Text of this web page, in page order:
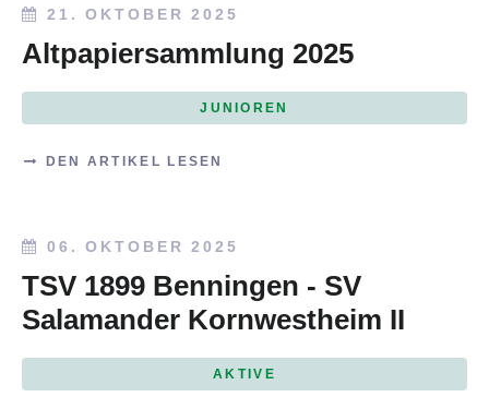
21. OKTOBER 2025
Altpapiersammlung 2025
JUNIOREN
DEN ARTIKEL LESEN
06. OKTOBER 2025
TSV 1899 Benningen - SV
Salamander Kornwestheim II
AKTIVE